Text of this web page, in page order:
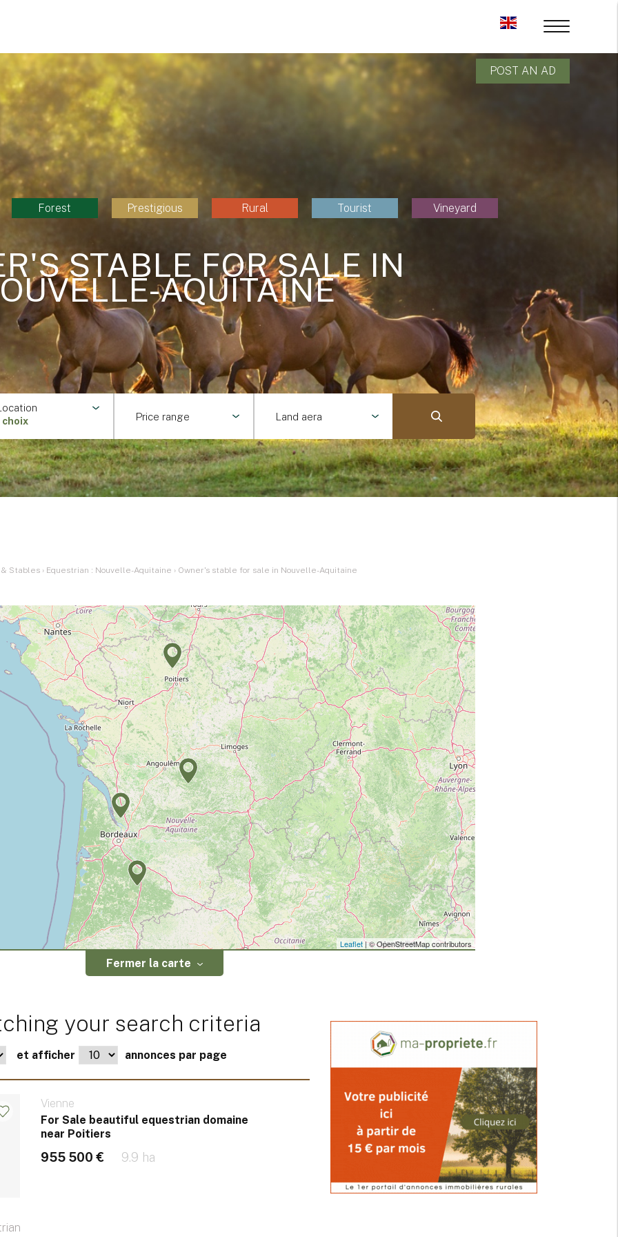
POST AN AD
Forest Prestigious Rural Tourist Vineyard
STABLE FOR SALE IN
AQUITAINE
choix Price range Land aera
Stables › Equestrian : Nouvelle-Aquitaine › Owner's stable for sale in Nouvelle-Aquitaine
Leaflet| © OpenStreetMap contributors
Fermer la carte
your search criteria
et afficher annonces par page
Vienne
For Sale beautiful equestrian domaine
near Poitiers
955 500 € 9.9 ha